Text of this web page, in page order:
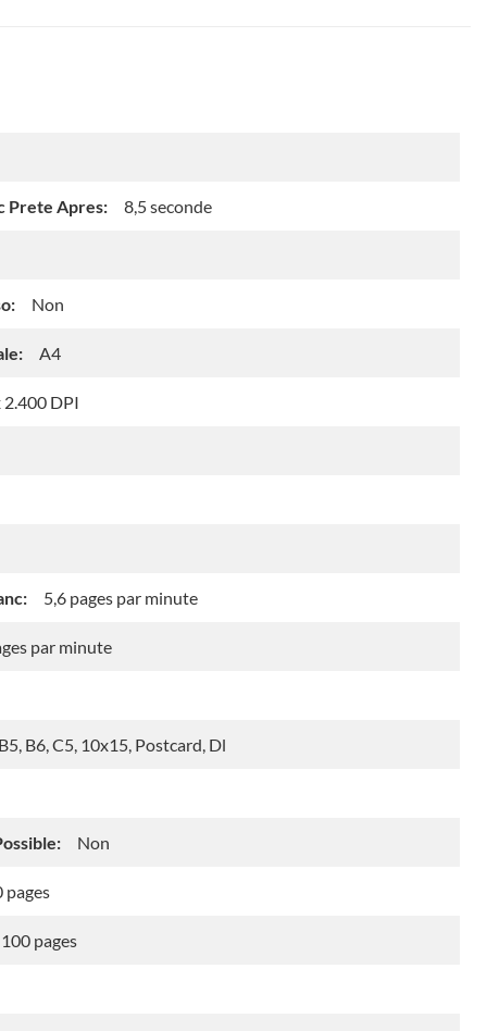
Prete Apres: 8,5 seconde
Non
A4
2.400 DPI
5,6 pages par minute
par minute
B6, C5, 10x15, Postcard, Dl
Non
pages
100 pages